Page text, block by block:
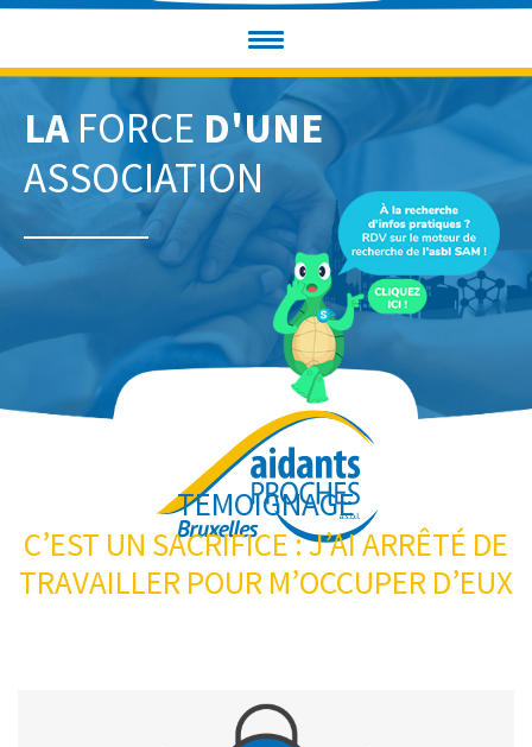
LA FORCE D'UNE
ASSOCIATION
TEMOIGNAGE
C’EST UN SACRIFICE : J’AI ARRÊTÉ DE
TRAVAILLER POUR M’OCCUPER D’EUX